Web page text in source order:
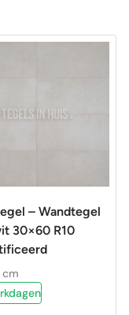
– Wandtegel
30×60 R10